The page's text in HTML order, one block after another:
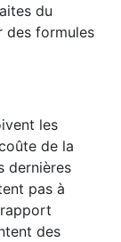
du
des formules
les
de la
dernières
pas à
des